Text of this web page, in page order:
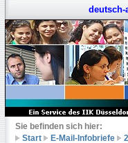
deutsch-
Sie befinden sich hier:
Start
E-Mail-Infobriefe